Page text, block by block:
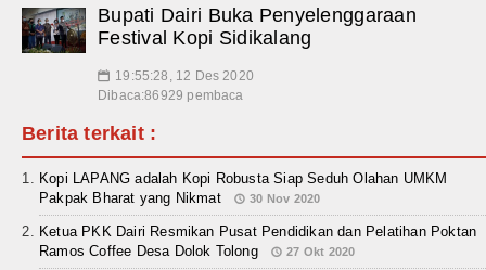
Bupati Dairi Buka Penyelenggaraan
Festival Kopi Sidikalang
📅 19:55:28, 12 Des 2020
Dibaca:86929 pembaca
Berita terkait :
Kopi LAPANG adalah Kopi Robusta Siap Seduh Olahan UMKM
Pakpak Bharat yang Nikmat
30 Nov 2020
Ketua PKK Dairi Resmikan Pusat Pendidikan dan Pelatihan Poktan
Ramos Coffee Desa Dolok Tolong
27 Okt 2020